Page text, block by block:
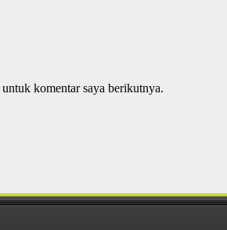
komentar saya berikutnya.